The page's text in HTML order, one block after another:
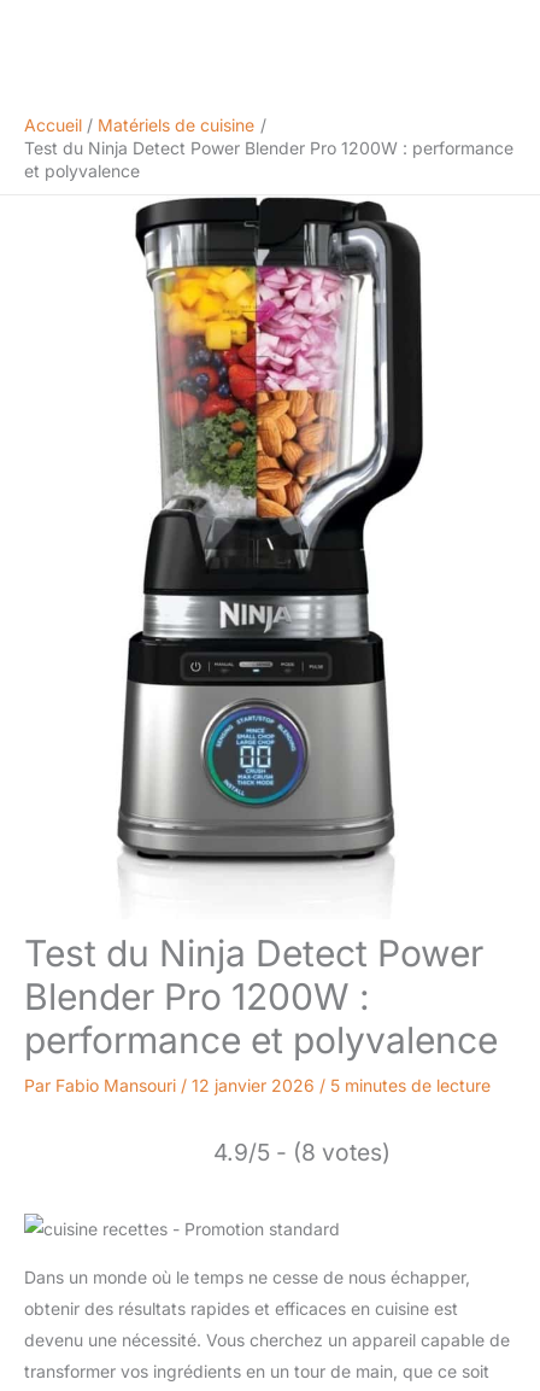
Accueil
Matériels de cuisine
Test du Ninja Detect Power Blender Pro 1200W : performance
et polyvalence
Test du Ninja Detect Power
Blender Pro 1200W :
performance et polyvalence
Par Fabio Mansouri / 12 janvier 2026 / 5 minutes de lecture
4.9/5 - (8 votes)
Dans un monde où le temps ne cesse de nous échapper,
obtenir des résultats rapides et efficaces en cuisine est
devenu une nécessité. Vous cherchez un appareil capable de
transformer vos ingrédients en un tour de main, que ce soit